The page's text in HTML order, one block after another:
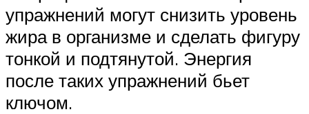
упражнений могут снизить уровень
жира в организме и сделать фигуру
тонкой и подтянутой. Энергия
после таких упражнений бьет
ключом.